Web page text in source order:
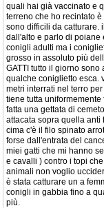
quali hai già vaccinato e
terreno che ho recintato
sono difficili da catturare.
dall'alto e parlo di poiane
conigli adulti ma i
grosso in assoluto più
GATTI tutto il giorno
qualche coniglietto esca.
metri interrati nel terro
tiene tutta
fatta una gettata di
attacata sopra quella anti
cima c'è il filo spinato
forse dall'entrata del
miei gatti che mi hanno
e cavalli ) contro i topi
animali non voglio
è stata catturare un a
conigli in gabbia fino a
più.